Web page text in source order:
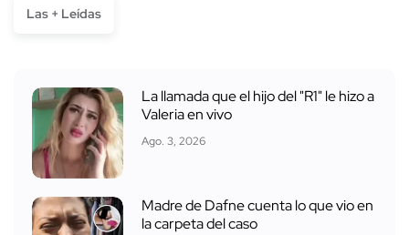
Las + Leídas
La llamada que el hijo del "R1" le hizo a
Valeria en vivo
Ago. 3, 2026
Madre de Dafne cuenta lo que vio en
la carpeta del caso